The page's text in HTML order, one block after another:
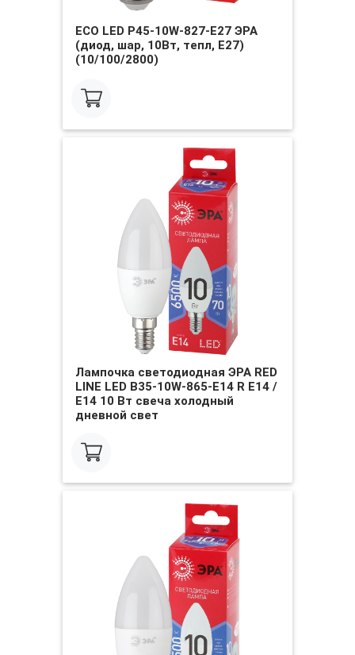
ECO LED P45-10W-827-E27 ЭРА
(диод, шар, 10Вт, тепл, E27)
(10/100/2800)
Лампочка светодиодная ЭРА RED
LINE LED B35-10W-865-E14 R Е14 /
E14 10 Вт свеча холодный
дневной свет